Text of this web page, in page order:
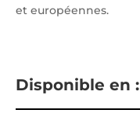
et européennes.
Disponible en :